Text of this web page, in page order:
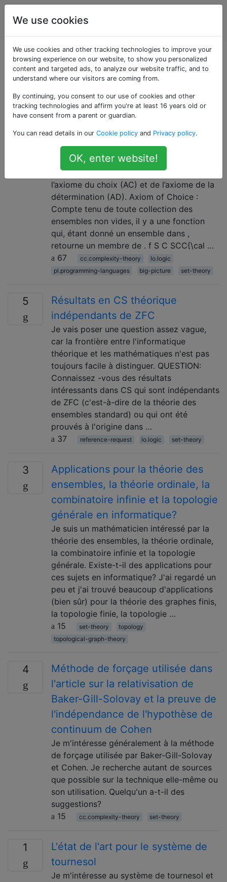
Informatique
théorique
Questions marquées
«set-theory»
7
Quels théorèmes intéressants
dans TCS s'appuient sur l'axiome
du choix? (Ou bien, l'axiome de la
détermination?)
Les mathématiciens s’inquiètent parfois de
l’axiome du choix (AC) et de l’axiome de la
détermination (AD). Axiom of Choice :
Compte tenu de toute collection des
ensembles non vides, il y a une fonction
qui, étant donné un ensemble dans ,
retourne un membre de . f S C SCC{\cal …
67
cc.complexity-theory
lo.logic
pl.programming-languages
big-picture set-theory
5
Résultats en CS théorique
indépendants de ZFC
Je vais poser une question assez vague,
car la frontière entre l'informatique
théorique et les mathématiques n'est pas
toujours facile à distinguer. QUESTION:
Connaissez -vous des résultats
intéressants dans CS qui sont indépendants
de ZFC (c'est-à-dire de la théorie des
ensembles standard) ou qui ont été
prouvés à l'origine dans …
37
reference-request lo.logic set-theory
3
Applications pour la théorie des
ensembles, la théorie ordinale, la
combinatoire infinie et la topologie
générale en informatique?
Je suis un mathématicien intéressé par la
théorie des ensembles, la théorie ordinale,
la combinatoire infinie et la topologie
générale. Existe-t-il des applications pour
ces sujets en informatique? J'ai regardé un
peu et j'ai trouvé beaucoup d'applications
(bien sûr) pour la théorie des graphes finis,
la topologie finie, la topologie …
15
set-theory
topology
topological-graph-theory
4
Méthode de forçage utilisée dans
l'article sur la relativisation de
Baker-Gill-Solovay et la preuve de
l'indépendance de l'hypothèse de
continuum de Cohen
Je m'intéresse généralement à la méthode
de forçage utilisée par Baker-Gill-Solovay
et Cohen. Je recherche autant de sources
que possible sur la technique elle-même ou
son utilisation. Quelqu'un a-t-il des
suggestions?
15
cc.complexity-theory set-theory
1
L'état de l'art pour le système de
tournesol
Je m'intéresse au système de tournesol et
We use cookies
We use cookies and other tracking technologies to improve your
browsing experience on our website, to show you personalized
content and targeted ads, to analyze our website traffic, and to
understand where our visitors are coming from.
By continuing, you consent to our use of cookies and other
tracking technologies and affirm you're at least 16 years old or
have consent from a parent or guardian.
You can read details in our Cookie policy and Privacy policy.
OK, enter website!